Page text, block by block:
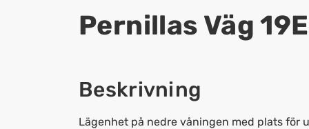
Pernillas Väg 19E
Beskrivning
Lägenhet på nedre våningen med plats för